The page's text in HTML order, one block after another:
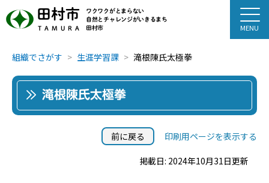
田村市
TAMURA
ワクワクがとまらない
自然とチャレンジがいきるまち
田村市
組織でさがす 生涯学習課 滝根陳氏太極拳
滝根陳氏太極拳
前に戻る 印刷用ページを表示する
掲載日: 2024年10月31日更新